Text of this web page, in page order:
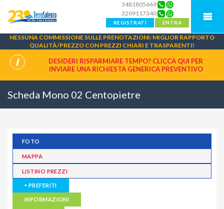
3481805669
3209117340
REGISTRATI ENTRA
NESSUNA COMMISSIONE SULLE PRENOTAZIONI: MIGLIOR RAPPORTO
QUALITÀ/PREZZO CON PREZZI CHIARI E TRASPARENTI!
DESIDERI RISPARMIARE TEMPO? CLICCA QUI PER
INVIARE UNA RICHIESTA GENERICA PREVENTIVO
Scheda Mono 02 Centopietre
FOTO
MAPPA
LISTINO PREZZI
PREFERITI
INFORMAZIONI